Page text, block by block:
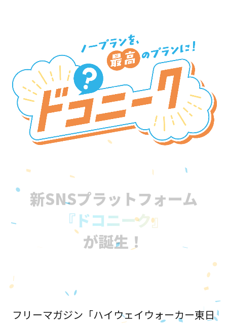
新SNSプラットフォーム
『ドコニーク』
が誕生！
フリーマガジン「ハイウェイウォーカー東日